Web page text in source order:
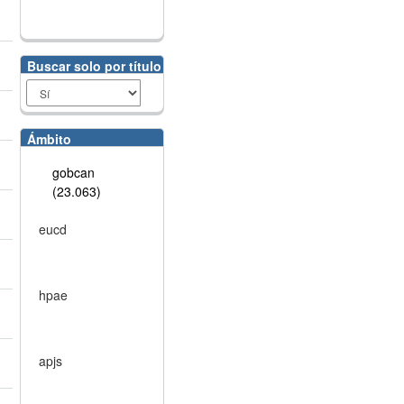
Buscar solo por título
Ámbito
gobcan
(23.063)
eucd
hpae
apjs